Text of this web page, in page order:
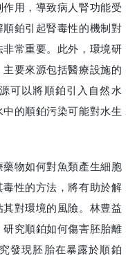
用，導致病人腎功能受
鉑引起腎毒性的機制對
常重要。此外，環境研
要來源包括醫療設施的
可以將順鉑引入自然水
的順鉑污染可能對水生
物如何對魚類產生細胞
性的方法，將有助於解
對環境的風險。林豊益
究順鉑如何傷害胚胎離
發現胚胎在暴露於順鉑